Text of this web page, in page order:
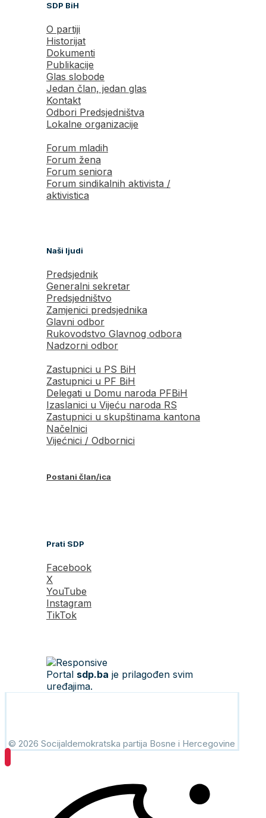
SDP BiH
O partiji
Historijat
Dokumenti
Publikacije
Glas slobode
Jedan član, jedan glas
Kontakt
Odbori Predsjedništva
Lokalne organizacije
Forum mladih
Forum žena
Forum seniora
Forum sindikalnih aktivista /
aktivistica
Naši ljudi
Predsjednik
Generalni sekretar
Predsjedništvo
Zamjenici predsjednika
Glavni odbor
Rukovodstvo Glavnog odbora
Nadzorni odbor
Zastupnici u PS BiH
Zastupnici u PF BiH
Delegati u Domu naroda PFBiH
Izaslanici u Vijeću naroda RS
Zastupnici u skupštinama kantona
Načelnici
Vijećnici / Odbornici
Postani član/ica
Prati SDP
Facebook
X
YouTube
Instagram
TikTok
Portal sdp.ba je prilagođen svim
uređajima.
© 2026 Socijaldemokratska partija Bosne i Hercegovine